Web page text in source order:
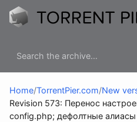
Home/TorrentPier.com/New
Revision 573: Перенос
config.php; дефолтные алиасы